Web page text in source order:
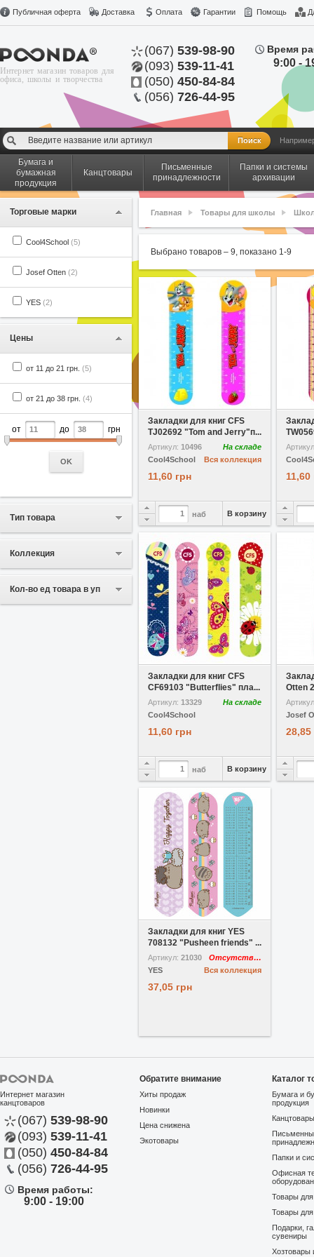
Публичная оферта Доставка Оплата Гарантии Помощь
Интернет магазин товаров для
офиса, школы и творчества
(067) 539-98-90
(093) 539-11-41
(050) 450-84-84
(056) 726-44-95
Время
9:00 -
Бумага и
бумажная
продукция
Канцтовары
Письменные
принадлежности
Папки и системы
архивации
Торговые марки
Cool4School (5)
Josef Otten (2)
YES (2)
Цены
от 11 до 21 грн. (5)
от 21 до 38 грн. (4)
от до грн
OK
Тип товара
Коллекция
Кол-во ед товара в уп
Главная Товары для школы
Выбрано товаров – 9, показано 1-9
В избранное Сравнить
Закладки для книг CFS
TJ02692 "Tom and Jerry"п...
Артикул: 10496
На складе
Вся коллекция
Cool4School
11,60 грн
наб В корзину
В
11,60
В избранное Сравнить
Закладки для книг CFS
CF69103 "Butterflies" пла...
Артикул: 13329
На складе
Cool4School
11,60 грн
наб В корзину
Otten
Josef
28,85
В избранное Сравнить
Закладки для книг YES
708132 "Pusheen friends" ...
Артикул: 21030
Отсутствует
Вся коллекция
YES
37,05 грн
Интернет магазин
канцтоваров
(067) 539-98-90
(093) 539-11-41
(050) 450-84-84
(056) 726-44-95
Время работы:
9:00 - 19:00
Обратите внимание
Хиты продаж
Новинки
Цена снижена
Экотовары
Каталог
Бумага и
продукция
Папки и
Офисная
Товары
Товары
Подарки,
сувениры
Хозтовары